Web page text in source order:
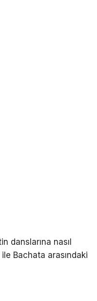
danslarına nasıl
Bachata arasındaki